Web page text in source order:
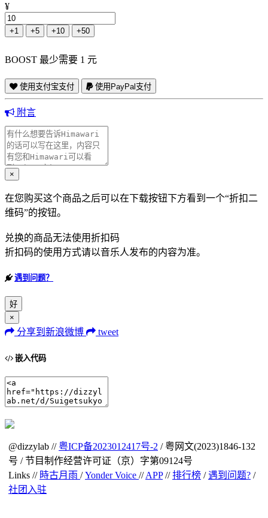
¥
+1 +5 +10 +50
BOOST 最少需要 1 元
使用支付宝支付 使用PayPal支付
附言
×
在您购买这个商品之后可以在下载按钮下方看到一个“折扣二
维码”的按钮。
兑换的商品无法使用折扣码
折扣码的使用方式请以音乐人发布的内容为准。
遇到问题？
好
×
分享到新浪微博 tweet
嵌入代码
@dizzylab // 粤ICP备2023012417号-2 / 粤网文(2023)1846-132
号 / 节目制作经营许可证（京）字第09124号
Links // 時古月雨 /Yonder Voice //APP//排行榜 /遇到问题? /
社团入驻